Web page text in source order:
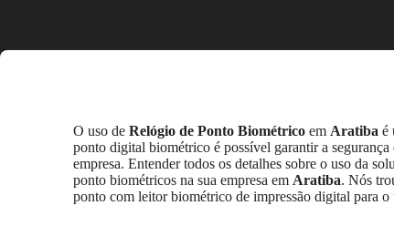
O uso de Relógio de Ponto Biométrico em Aratiba é
ponto digital biométrico é possível garantir a
empresa. Entender todos os detalhes sobre o uso da
ponto biométricos na sua empresa em Aratiba. Nós
ponto com leitor biométrico de impressão digital para